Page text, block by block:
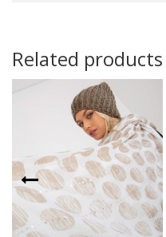
Related products